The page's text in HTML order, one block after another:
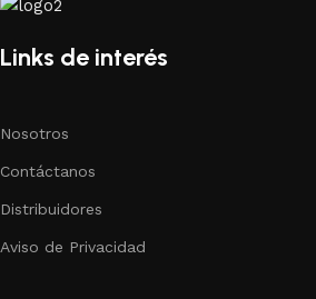
Links de interés
Nosotros
Contáctanos
Distribuidores
Aviso de Privacidad